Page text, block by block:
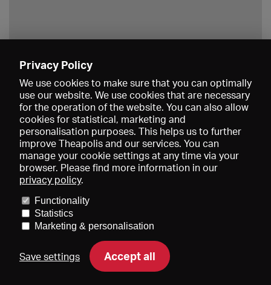
About us
Imprint
DE EN FR
Privacy Policy
We use cookies to make sure that you can optimally
use our website. We use cookies that are necessary
for the operation of the website. You can also allow
cookies for statistical, marketing and
personalisation purposes. This helps us to further
improve Theapolis and our services. You can
manage your cookie settings at any time via your
browser. Please find more information in our
privacy policy.
Functionality
Statistics
Marketing & personalisation
Save settings Accept all